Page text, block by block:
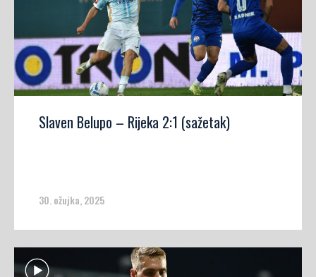
Slaven Belupo – Rijeka 2:1 (sažetak)
30. ožujka, 2025